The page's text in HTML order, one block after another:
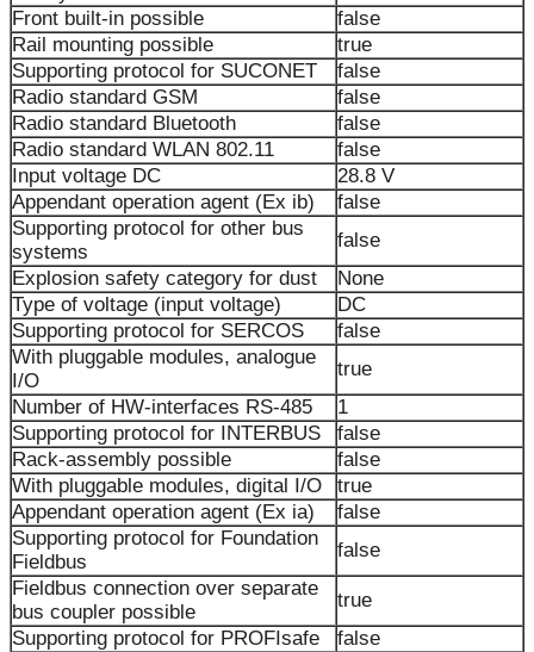
Front built-in possible
false
Rail mounting possible
true
Supporting protocol for SUCONET
false
Radio standard GSM
false
Radio standard Bluetooth
false
Radio standard WLAN 802.11
false
Input voltage DC
28.8 V
Appendant operation agent (Ex ib)
false
Supporting protocol for other bus
systems
false
Explosion safety category for dust
None
Type of voltage (input voltage)
DC
Supporting protocol for SERCOS
false
With pluggable modules, analogue
I/O
true
Number of HW-interfaces RS-485
1
Supporting protocol for INTERBUS
false
Rack-assembly possible
false
With pluggable modules, digital I/O
true
Appendant operation agent (Ex ia)
false
Supporting protocol for Foundation
Fieldbus
false
Fieldbus connection over separate
bus coupler possible
true
Supporting protocol for PROFIsafe
false